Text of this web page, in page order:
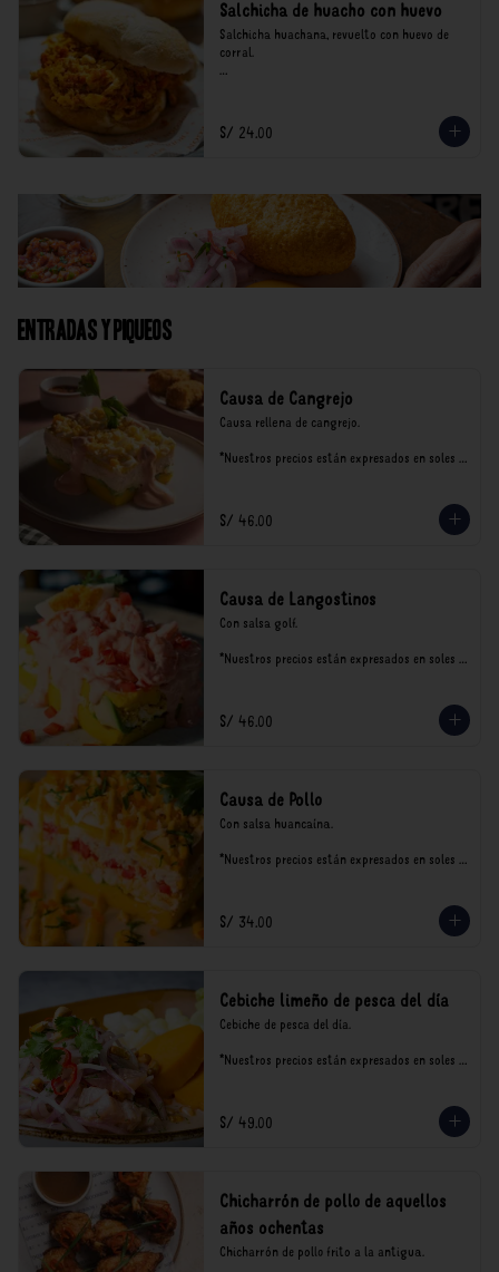
Salchicha de huacho con huevo
Salchicha huachana, revuelto con huevo de
corral.
consumo.
S/ 24.00
Entradas y Piqueos
Causa de Cangrejo
Causa rellena de cangrejo.
*Nuestros precios están expresados en soles e
S/ 46.00
Causa de Langostinos
Con salsa golf.
*Nuestros precios están expresados en soles e
S/ 46.00
Causa de Pollo
Con salsa huancaína.
*Nuestros precios están expresados en soles e
S/ 34.00
Cebiche limeño de pesca del día
Cebiche de pesca del día.
*Nuestros precios están expresados en soles e
S/ 49.00
Chicharrón de pollo de aquellos
años ochentas
Chicharrón de pollo frito a la antigua.